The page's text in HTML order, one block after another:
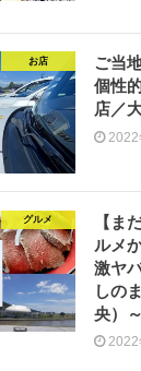
お店
ご当
個性
店／
2022
グルメ
【ま
ルメ
激ヤ
しの
央）～
2022